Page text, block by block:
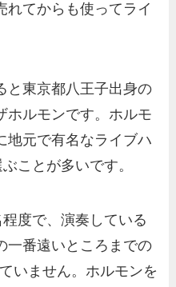
れてからも使ってライ
と東京都八王子出身の
ホルモンです。ホルモ
地元で有名なライブハ
ことが多いです。
度で、演奏している
一番遠いところまでの
いません。ホルモンを